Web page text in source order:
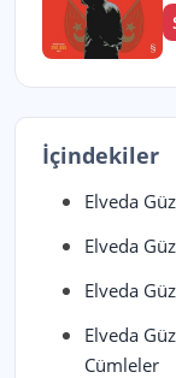
İçindekiler
Elveda
Elveda
Elveda
Elveda
Cümleler